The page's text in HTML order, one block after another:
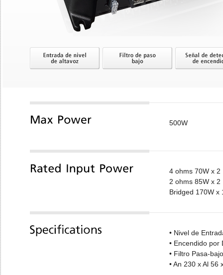
500W
4 ohms 70W x 2
2 ohms 85W x 2
Bridged 170W x
• Nivel de
• Encendido por
• Filtro Pasa-
• An 230 x Al 56